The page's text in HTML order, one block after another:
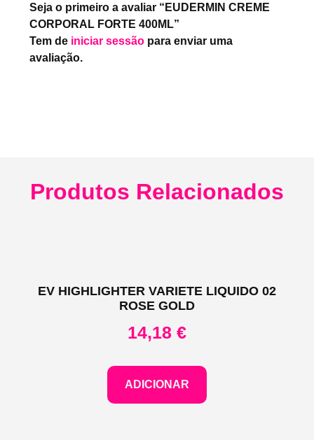
Seja o primeiro a avaliar “EUDERMIN CREME
CORPORAL FORTE 400ML”
Tem de iniciar sessão para enviar uma
avaliação.
Produtos Relacionados
EV HIGHLIGHTER VARIETE LIQUIDO 02
ROSE GOLD
14,18 €
ADICIONAR